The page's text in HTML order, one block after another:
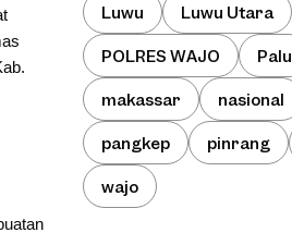
Luwu Luwu Utara
POLRES WAJO Palu
makassar nasional
pangkep pinrang
wajo